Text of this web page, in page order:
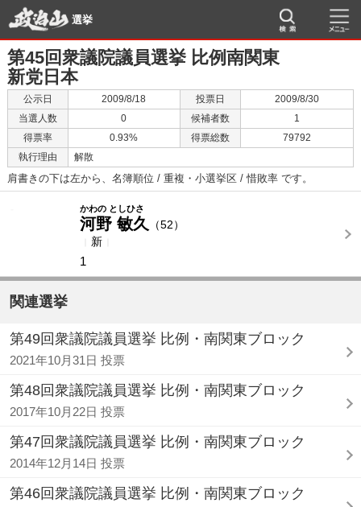
選挙
第45回衆議院議員選挙 比例南関東
新党日本
公示日 2009/8/18 投票日
2009/8/30
当選人数
0 候補者数
1
得票率
0.93% 得票総数
79792
執行理由
解散
肩書きの下は左から、名簿順位 / 重複・小選挙区 / 惜敗率 です。
かわの としひさ
河野 敏久
（52）
新
1
関連選挙
第49回衆議院議員選挙 比例・南関東ブロック
2021年10月31日 投票
第48回衆議院議員選挙 比例・南関東ブロック
2017年10月22日 投票
第47回衆議院議員選挙 比例・南関東ブロック
2014年12月14日 投票
第46回衆議院議員選挙 比例・南関東ブロック